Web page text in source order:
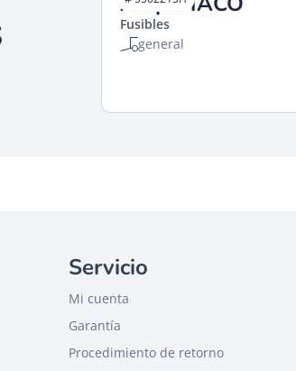
Fusibles
general
Servicio
Mi cuenta
Garantía
Procedimiento de retorno